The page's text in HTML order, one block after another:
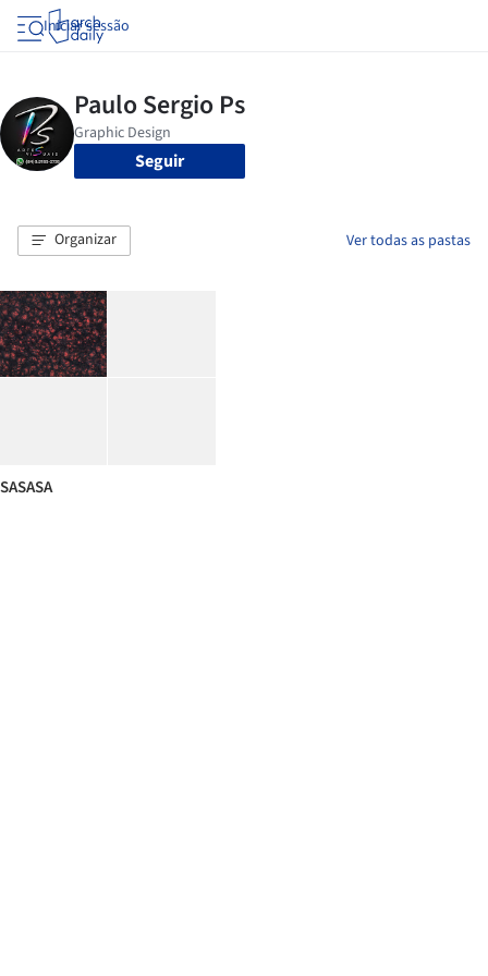
Iniciar sessão
Seguir
Organizar Ver todas as pastas
SASASA